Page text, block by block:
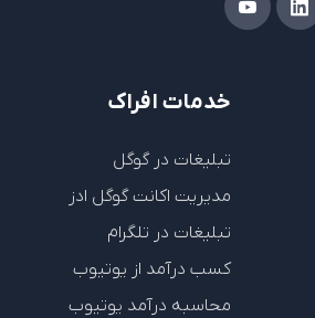
خدمات افراک
تبلیغات در گوگل
مدیریت اکانت گوگل ادز
تبلیغات در تلگرام
کسب درآمد از یوتیوب
محاسبه درآمد یوتیوب